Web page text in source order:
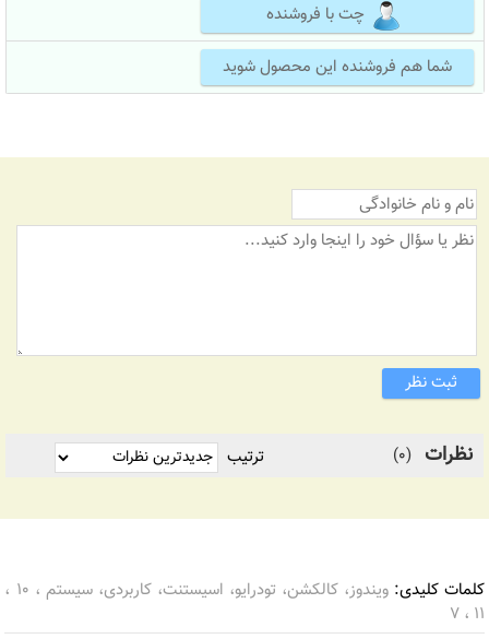
چت با فروشنده
شما هم فروشنده این محصول شوید
ثبت نظر
نظرات (0) ترتیب
کلمات کلیدی:
ویندوز، کالکشن، تودرایو، اسیستنت، کاربردی، سیستم ، 10 ،
11 ، 7